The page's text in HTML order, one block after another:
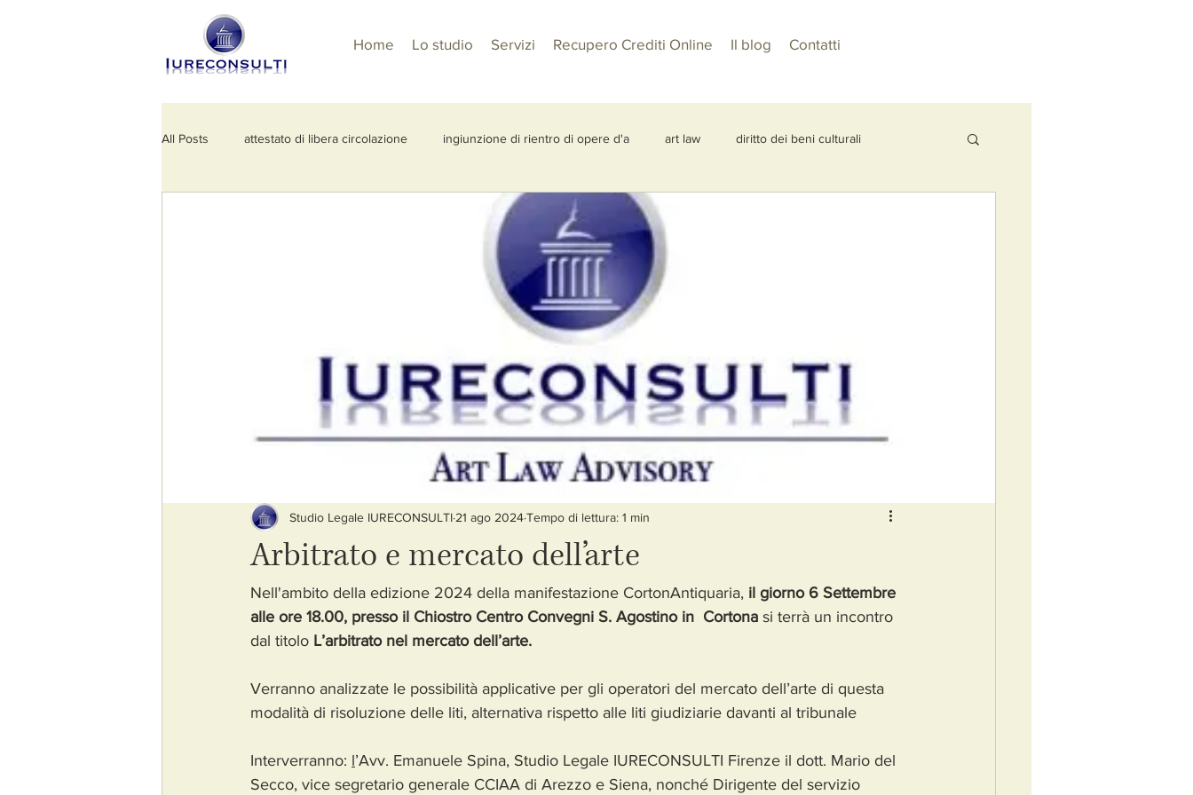
Home Lo studio Servizi Recupero Crediti Online Il blog Contatti
All Posts attestato di libera circolazione ingiunzione di rientro di opere d'a art law diritto dei beni culturali
esportazione di opere d'arte Due diligence
regolamento UE 880/2019 circolazione internazionale arte
Arbitrato e mercato dell’arte
Studio Legale IURECONSULTI 21 ago 2024Tempo di lettura: 1 min
Nell'ambito della edizione 2024 della manifestazione CortonAntiquaria, il giorno 6 Settembre
alle ore 18.00, presso il Chiostro Centro Convegni S. Agostino in  Cortona si terrà un incontro
dal titolo L’arbitrato nel mercato dell’arte.
Verranno analizzate le possibilità applicative per gli operatori del mercato dell’arte di questa
modalità di risoluzione delle liti, alternativa rispetto alle liti giudiziarie davanti al tribunale
Interverranno: l’Avv. Emanuele Spina, Studio Legale IURECONSULTI Firenze il dott. Mario del
Secco, vice segretario generale CCIAA di Arezzo e Siena, nonché Dirigente del servizio